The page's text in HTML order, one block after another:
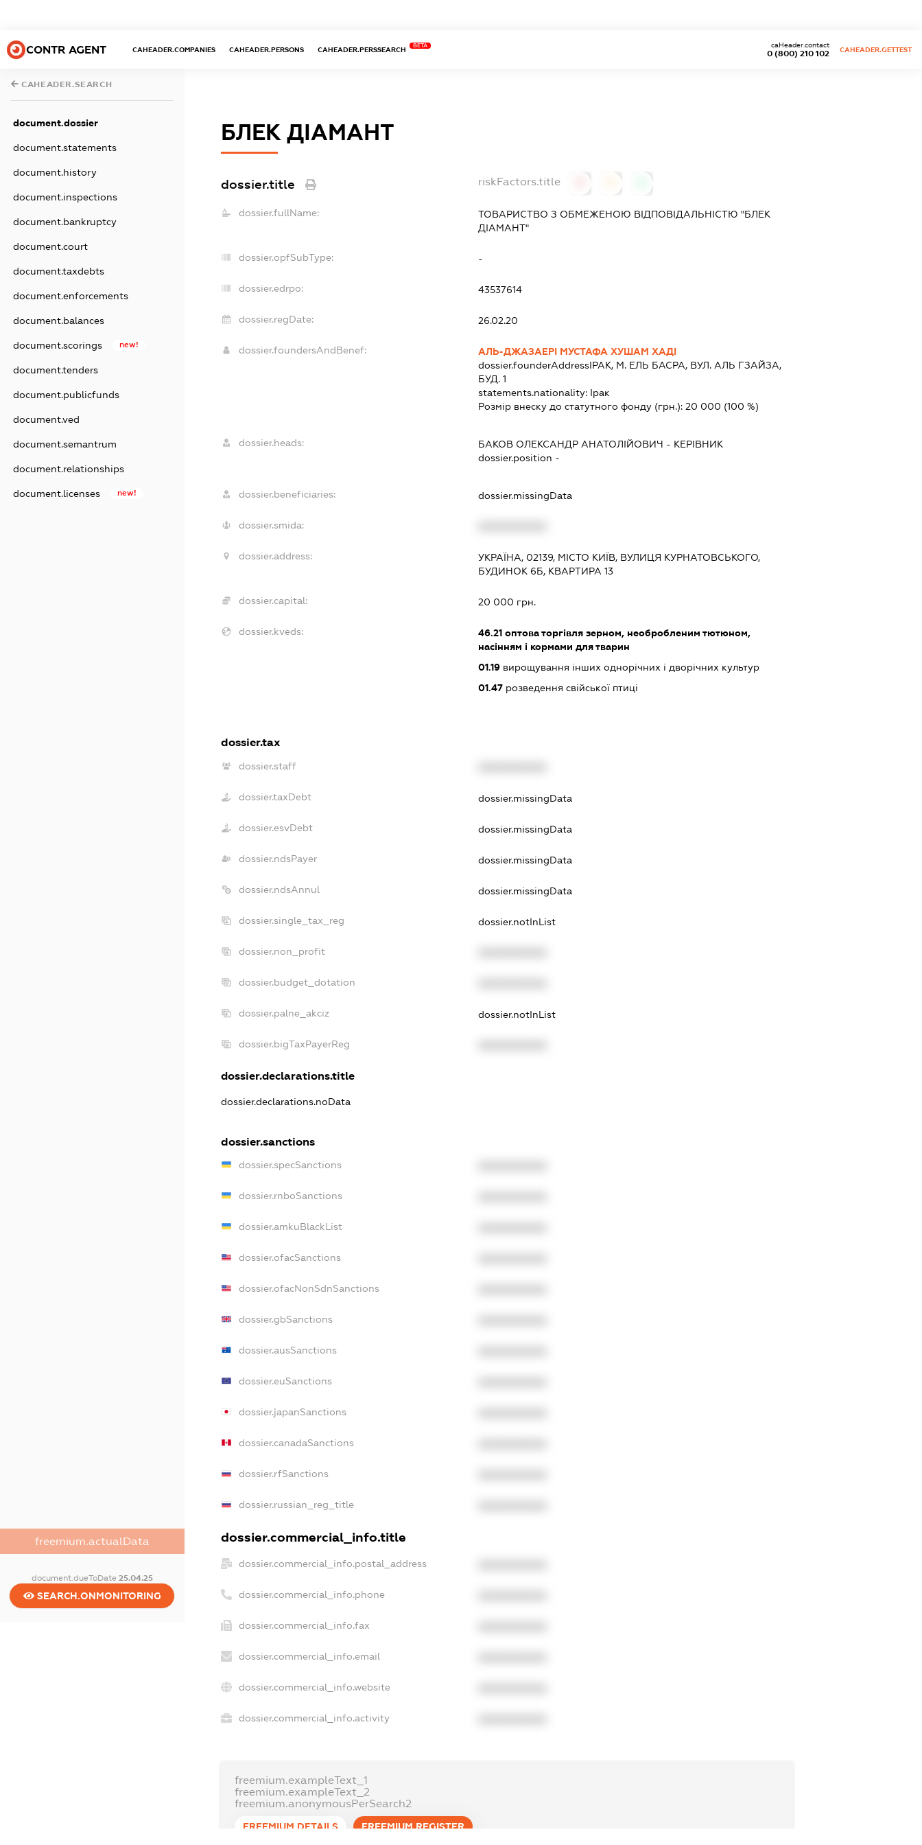
CONTR AGENT CAHEADER.COMPANIES CAHEADER.PERSONS CAHEADER.PERSSEARCH
BETA
0 (800) 210 102
caHeader.contact
CAHEADER.GETTEST
CAHEADER.SEARCH
document.dossier
document.statements
document.history
document.inspections
document.bankruptcy
document.court
document.taxdebts
document.enforcements
document.balances
document.scorings new!
document.tenders
document.publicfunds
document.ved
document.semantrum
document.relationships
document.licenses new!
freemium.actualData
document.dueToDate 25.04.25
SEARCH.ONMONITORING
БЛЕК ДІАМАНТ
dossier.title riskFactors.title
dossier.fullName:
ТОВАРИСТВО З ОБМЕЖЕНОЮ ВІДПОВІДАЛЬНІСТЮ "БЛЕК
ДІАМАНТ"
dossier.opfSubType: -
dossier.edrpo: 43537614
dossier.regDate: 26.02.20
dossier.foundersAndBenef:
АЛЬ-ДЖАЗАЕРІ МУСТАФА ХУШАМ ХАДІ
dossier.founderAddressІРАК, М. ЕЛЬ БАСРА, ВУЛ. АЛЬ ГЗАЙЗА,
БУД. 1
statements.nationality: Ірак
Розмір внеску до статутного фонду (грн.):20 000 (100 %)
dossier.heads: БАКОВ ОЛЕКСАНДР АНАТОЛІЙОВИЧ - КЕРІВНИК
dossier.position -
dossier.beneficiaries: dossier.missingData
dossier.smida:
dossier.address:
УКРАЇНА, 02139, МІСТО КИЇВ, ВУЛИЦЯ КУРНАТОВСЬКОГО,
БУДИНОК 6Б, КВАРТИРА 13
dossier.capital: 20 000 грн.
dossier.kveds: 46.21 оптова торгівля зерном, необробленим тютюном,
насінням і кормами для тварин
01.19 вирощування інших однорічних і дворічних культур
01.47 розведення свійської птиці
dossier.tax
dossier.staff
dossier.taxDebt dossier.missingData
dossier.esvDebt dossier.missingData
dossier.ndsPayer dossier.missingData
dossier.ndsAnnul dossier.missingData
dossier.single_tax_reg dossier.notInList
dossier.non_profit
dossier.budget_dotation
dossier.palne_akciz dossier.notInList
dossier.bigTaxPayerReg
dossier.declarations.title
dossier.declarations.noData
dossier.sanctions
dossier.specSanctions
dossier.rnboSanctions
dossier.amkuBlackList
dossier.ofacSanctions
dossier.ofacNonSdnSanctions
dossier.gbSanctions
dossier.ausSanctions
dossier.euSanctions
dossier.japanSanctions
dossier.canadaSanctions
dossier.rfSanctions
dossier.russian_reg_title
dossier.commercial_info.title
dossier.commercial_info.postal_address
dossier.commercial_info.phone
dossier.commercial_info.fax
dossier.commercial_info.email
dossier.commercial_info.website
dossier.commercial_info.activity
freemium.exampleText_1
freemium.exampleText_2
freemium.anonymousPerSearch2
FREEMIUM.DETAILS FREEMIUM.REGISTER